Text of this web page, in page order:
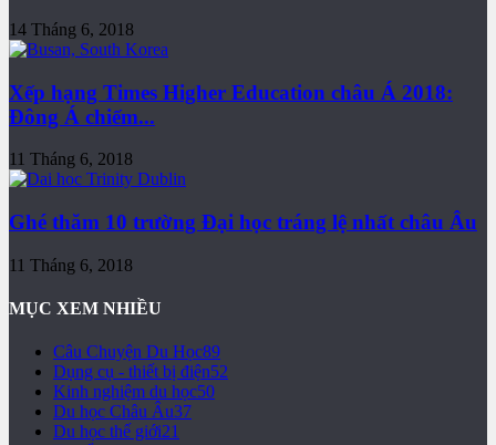
14 Tháng 6, 2018
Xếp hạng Times Higher Education châu Á 2018:
Đông Á chiếm...
11 Tháng 6, 2018
Ghé thăm 10 trường Đại học tráng lệ nhất châu Âu
11 Tháng 6, 2018
MỤC XEM NHIỀU
Câu Chuyện Du Học89
Dụng cụ - thiết bị điện52
Kinh nghiệm du học50
Du học Châu Âu37
Du học thế giới21